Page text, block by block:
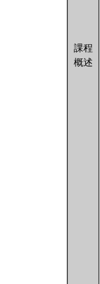
課程
概述